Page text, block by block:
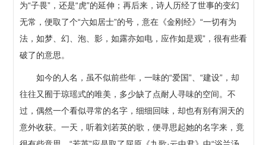
为“子畏”，还是“虎”的延伸；再后来，诗人历经了世事的变幻
无常，便取了个“六如居士”的号，意在《金刚经》“一切有为
法，如梦、幻、泡、影，如露亦如电，应作如是观”，很有些看
破了的意思。
如今的人名，虽不似前些年，一味的“爱国”、“建设”，却
往往又囿于琼瑶式的唯美，多少缺了点耐人寻味的空间。不
过，偶然一个看似寻常的名字，细细回味，却也有别有洞天的
意外收获。一天，听着刘若英的歌，便寻思起她的名字来，竟